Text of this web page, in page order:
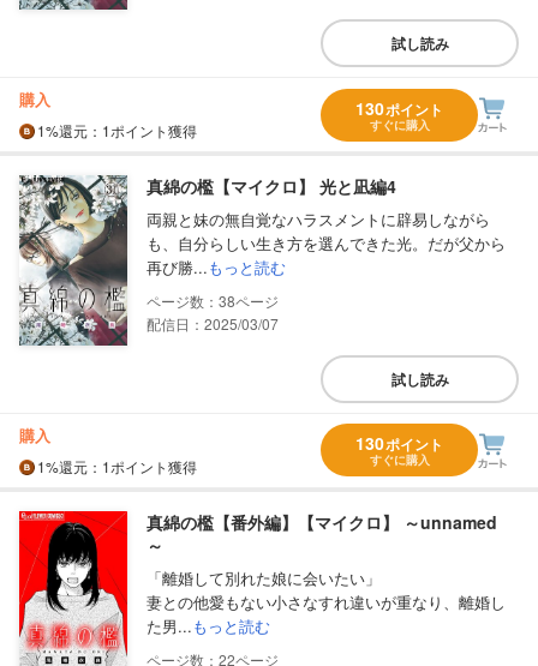
試し読み
購入
1%還元 ：1ポイント獲得
130ポイント
すぐに購入
真綿の檻【マイクロ】 光と凪編4
両親と妹の無自覚なハラスメントに辟易しながら
も、自分らしい生き方を選んできた光。だが父から
再び勝...もっと読む
38
配信日：2025/03/07
試し読み
購入
1%還元 ：1ポイント獲得
130ポイント
すぐに購入
真綿の檻【番外編】【マイクロ】 ～unnamed
～
「離婚して別れた娘に会いたい」
妻との他愛もない小さなすれ違いが重なり、離婚し
た男...もっと読む
22